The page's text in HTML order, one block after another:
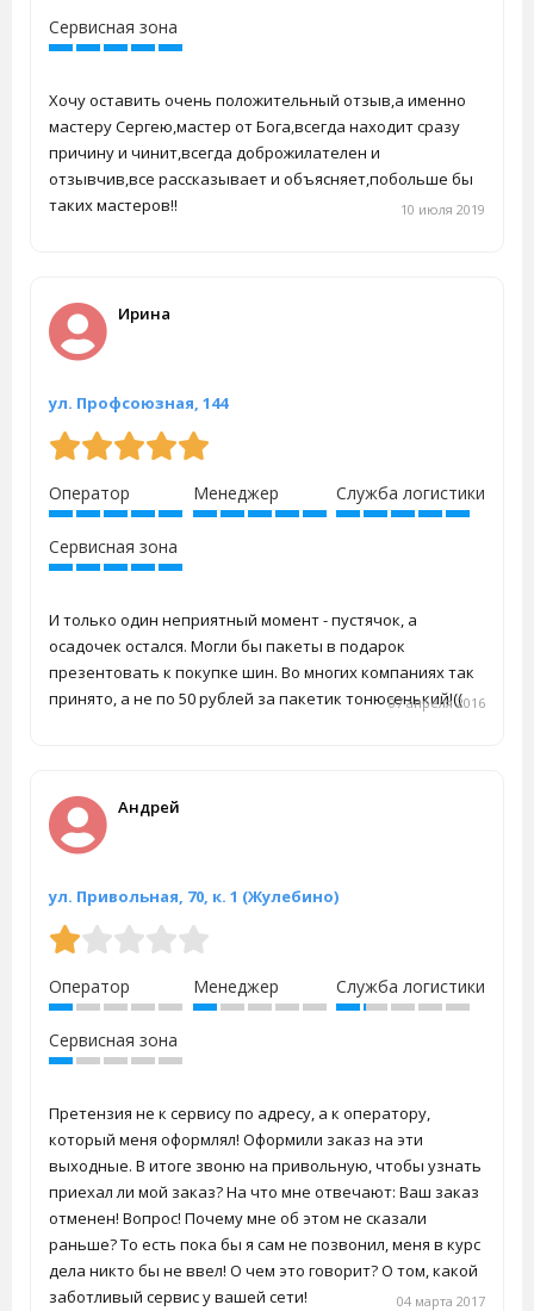
10 июля 2019
Сервисная зона
Хочу оставить очень положительный отзыв,а именно
мастеру Сергею,мастер от Бога,всегда находит сразу
причину и чинит,всегда доброжилателен и
отзывчив,все рассказывает и объясняет,побольше бы
таких мастеров!!
Ирина
ул. Профсоюзная, 144
07 апреля 2016
Оператор Менеджер Служба логистики
Сервисная зона
И только один неприятный момент - пустячок, а
осадочек остался. Могли бы пакеты в подарок
презентовать к покупке шин. Во многих компаниях так
принято, а не по 50 рублей за пакетик тонюсенький!((
Андрей
ул. Привольная, 70, к. 1 (Жулебино)
04 марта 2017
Оператор Менеджер Служба логистики
Сервисная зона
Претензия не к сервису по адресу, а к оператору,
который меня оформлял! Оформили заказ на эти
выходные. В итоге звоню на привольную, чтобы узнать
приехал ли мой заказ? На что мне отвечают: Ваш заказ
отменен! Вопрос! Почему мне об этом не сказали
раньше? То есть пока бы я сам не позвонил, меня в курс
дела никто бы не ввел! О чем это говорит? О том, какой
заботливый сервис у вашей сети!